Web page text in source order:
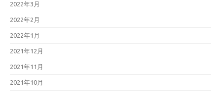
2022年3月
2022年2月
2022年1月
2021年12月
2021年11月
2021年10月